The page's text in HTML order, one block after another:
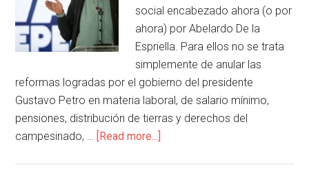
social encabezado ahora (o por
ahora) por Abelardo De la
Espriella. Para ellos no se trata
simplemente de anular las
reformas logradas por el gobierno del presidente
Gustavo Petro en materia laboral, de salario mínimo,
pensiones, distribución de tierras y derechos del
campesinado, … [Read more...]